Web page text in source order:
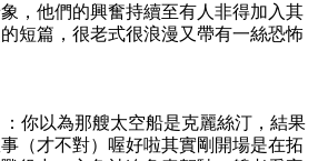
，他們的興奮持續至有人非得加入其
短篇，很老式很浪漫又帶有一絲恐怖
你以為那艘太空船是克麗絲汀，結果
（才不對）喔好啦其實剛開場是在拓